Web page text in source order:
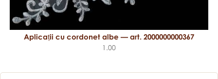
Aplicații cu cordonet albe — art. 2000000000367
1.00